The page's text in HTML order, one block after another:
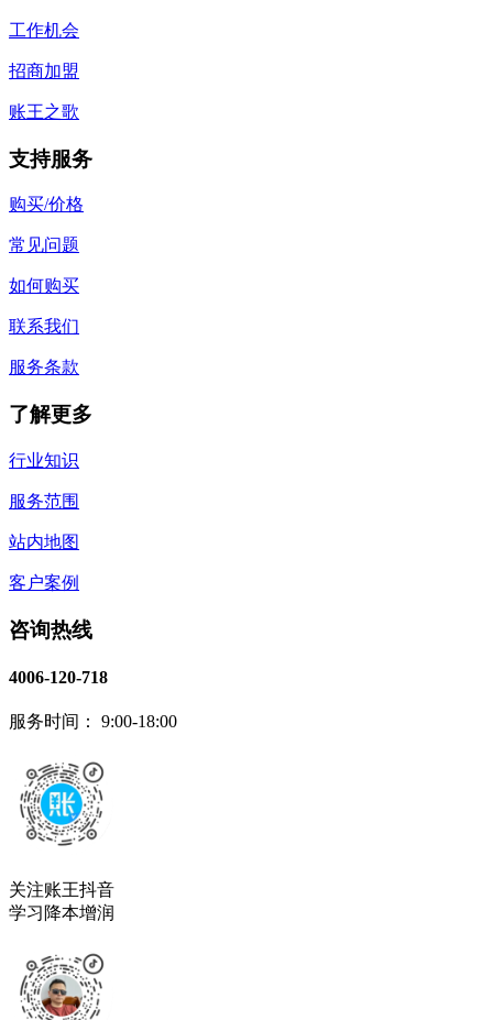
工作机会
招商加盟
账王之歌
支持服务
购买/价格
常见问题
如何购买
联系我们
服务条款
了解更多
行业知识
服务范围
站内地图
客户案例
咨询热线
4006-120-718
服务时间： 9:00-18:00
关注账王抖音
学习降本增润